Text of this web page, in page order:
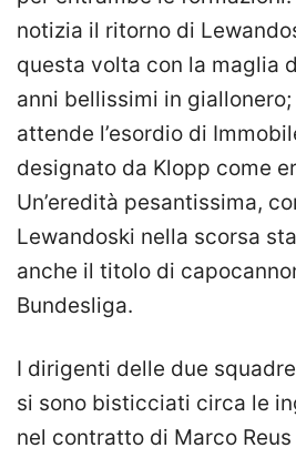
notizia il ritorno di
questa volta con la maglia
anni bellissimi in giallonero;
attende l’esordio di
designato da Klopp come
Un’eredità pesantissima,
Lewandoski nella scorsa
anche il titolo di
Bundesliga.
I dirigenti delle due
si sono bisticciati circa le
nel contratto di Marco